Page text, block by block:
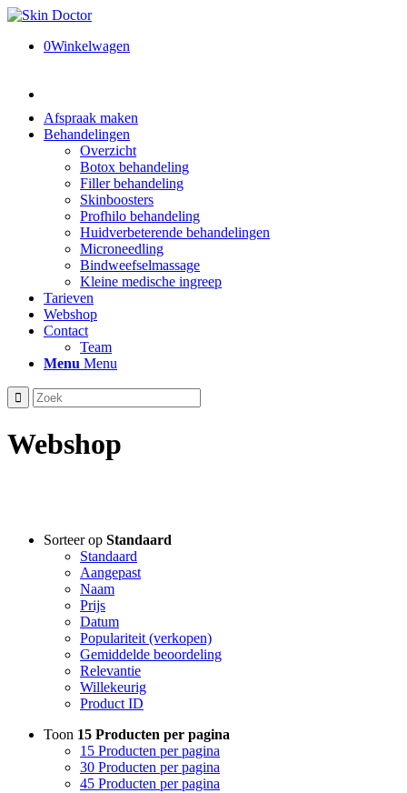
0Winkelwagen
Afspraak maken
Behandelingen
Overzicht
Botox behandeling
Filler behandeling
Skinboosters
Profhilo behandeling
Huidverbeterende behandelingen
Microneedling
Bindweefselmassage
Kleine medische ingreep
Tarieven
Webshop
Contact
Team
Menu Menu
Webshop
Accessoires
Coco en sebas
GlowXX
Luxuriuous Gift Sets
Must Haves
REF Stockholm
Ref stockholm Box
TALLOW + ASH
Overig
Huidconditie
Huidtype
Merken
Sorteer op Standaard
Standaard
Aangepast
Naam
Prijs
Datum
Populariteit (verkopen)
Gemiddelde beoordeling
Relevantie
Willekeurig
Product ID
Toon 15 Producten per pagina
15 Producten per pagina
30 Producten per pagina
45 Producten per pagina